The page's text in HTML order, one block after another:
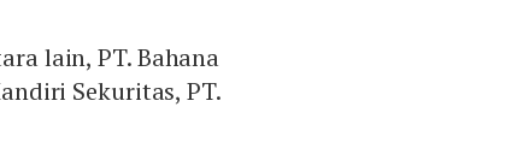
lain, PT. Bahana
Sekuritas, PT.